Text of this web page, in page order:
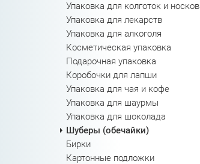
Упаковка для колготок и носков
Упаковка для лекарств
Упаковка для алкоголя
Косметическая упаковка
Подарочная упаковка
Коробочки для лапши
Упаковка для чая и кофе
Упаковка для шаурмы
Упаковка для шоколада
Шуберы (обечайки)
Бирки
Картонные подложки